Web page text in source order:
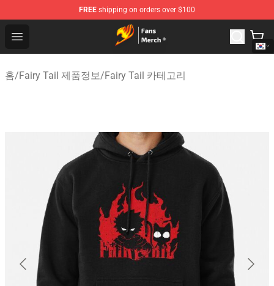
FREE shipping on orders over $100
Open menu
Fairy Tail Store - Official Fairy Tail Merchandise Shop
홈/Fairy Tail 제품정보/Fairy Tail 카테고리